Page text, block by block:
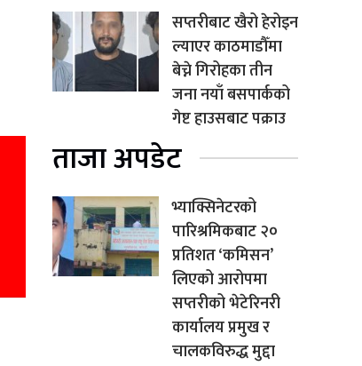
सप्तरीबाट खैरो हेरोइन
ल्याएर काठमाडौँमा
बेच्ने गिरोहका तीन
जना नयाँ बसपार्कको
गेष्ट हाउसबाट पक्राउ
ताजा अपडेट
भ्याक्सिनेटरको
पारिश्रमिकबाट २०
प्रतिशत ‘कमिसन’
लिएको आरोपमा
सप्तरीको भेटेरिनरी
कार्यालय प्रमुख र
चालकविरुद्ध मुद्दा